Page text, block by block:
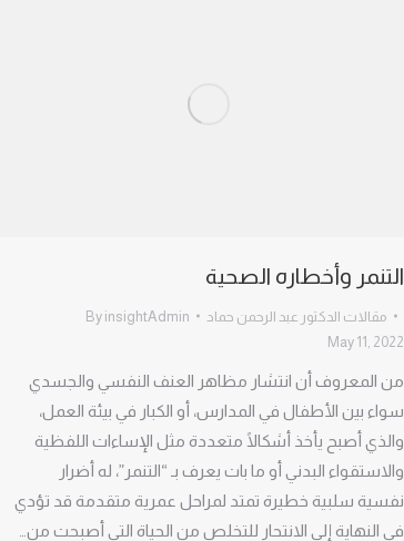
التنمر وأخطاره الصحية
مقالات الدكتور عبد الرحمن حماد By insightAdmin
May 11, 2022
من المعروف أن انتشار مظاهر العنف النفسي والجسدي
سواء بين الأطفال في المدارس، أو الكبار في بيئة العمل،
والذي أصبح يأخذ أشكالًا متعددة مثل الإساءات اللفظية
والاستقواء البدني أو ما بات يعرف بـ “التنمر”، له أضرار
نفسية سلبية خطيرة تمتد لمراحل عمرية متقدمة قد تؤدي
في النهاية إلى الانتحار للتخلص من الحياة التي أصبحت من…